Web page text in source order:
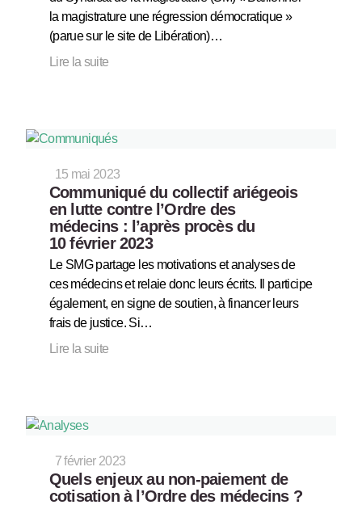
la magistrature une régression démocratique »
(parue sur le site de Libération)…
Lire la suite
15 mai 2023
Communiqué du collectif ariégeois
en lutte contre l’Ordre des
médecins : l’après procès du
10 février 2023
Le SMG partage les motivations et analyses de
ces médecins et relaie donc leurs écrits. Il participe
également, en signe de soutien, à financer leurs
frais de justice. Si…
Lire la suite
7 février 2023
Quels enjeux au non-paiement de
cotisation à l’Ordre des médecins ?